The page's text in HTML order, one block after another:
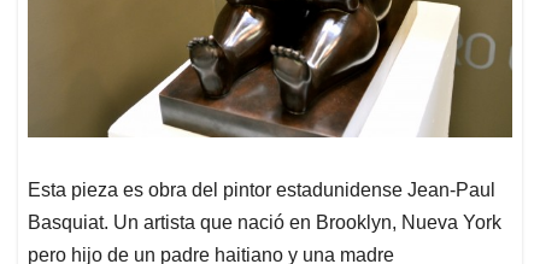
Esta pieza es obra del pintor estadunidense Jean-Paul
Basquiat. Un artista que nació en Brooklyn, Nueva York
pero hijo de un padre haitiano y una madre